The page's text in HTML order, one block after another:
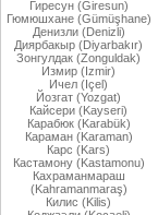
Гиресун (Giresun)
Гюмюшхане (Gümüşhane)
Денизли (Denizli)
Диярбакыр (Diyarbakır)
Зонгулдак (Zonguldak)
Измир (Izmir)
Ичел (Içel)
Йозгат (Yozgat)
Кайсери (Kayseri)
Карабюк (Karabük)
Караман (Karaman)
Карс (Kars)
Кастамону (Kastamonu)
Кахраманмараш
(Kahramanmaraş)
Килис (Kilis)